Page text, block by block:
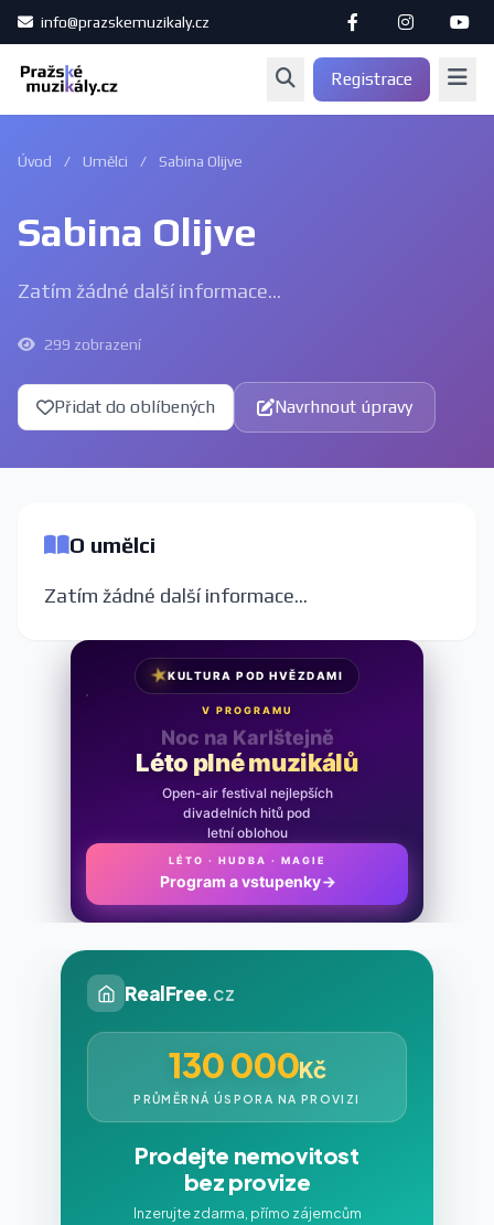
info@prazskemuzikaly.cz
Registrace
Úvod / Umělci / Sabina Olijve
Sabina Olijve
Zatím žádné další informace...
299 zobrazení
Přidat do oblíbených Navrhnout úpravy
O umělci
Zatím žádné další informace...
★KULTURA POD HVĚZDAMI
V PROGRAMU
Noc na Karlštejně
Léto plné muzikálů
Open-air festival nejlepších
divadelních hitů pod
letní oblohou
LÉTO · HUDBA · MAGIE
Program a vstupenky →
RealFree.cz
130 000Kč
PRŮMĚRNÁ ÚSPORA NA PROVIZI
Prodejte nemovitost
bez provize
Inzerujte zdarma, přímo zájemcům